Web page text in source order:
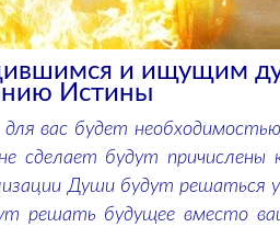
и ищущим
Истины
вас будет
сделает будут причислены
Души будут решаться
решать будущее вместо